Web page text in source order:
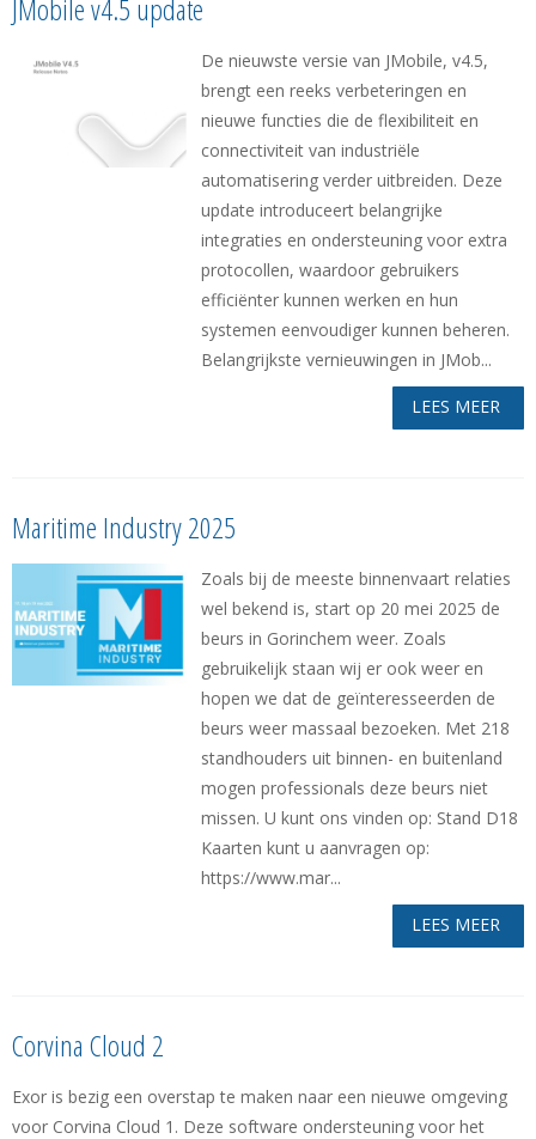
JMobile v4.5 update
De nieuwste versie van JMobile, v4.5,
brengt een reeks verbeteringen en
nieuwe functies die de flexibiliteit en
connectiviteit van industriële
automatisering verder uitbreiden. Deze
update introduceert belangrijke
integraties en ondersteuning voor extra
protocollen, waardoor gebruikers
efficiënter kunnen werken en hun
systemen eenvoudiger kunnen beheren.
Belangrijkste vernieuwingen in JMob...
LEES MEER
Maritime Industry 2025
Zoals bij de meeste binnenvaart relaties
wel bekend is, start op 20 mei 2025 de
beurs in Gorinchem weer. Zoals
gebruikelijk staan wij er ook weer en
hopen we dat de geïnteresseerden de
beurs weer massaal bezoeken. Met 218
standhouders uit binnen- en buitenland
mogen professionals deze beurs niet
missen. U kunt ons vinden op: Stand D18
Kaarten kunt u aanvragen op:
https://www.mar...
LEES MEER
Corvina Cloud 2
Exor is bezig een overstap te maken naar een nieuwe omgeving
voor Corvina Cloud 1. Deze software ondersteuning voor het